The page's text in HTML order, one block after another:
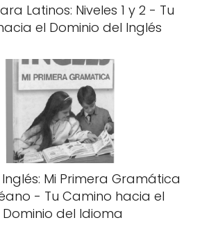
Latinos: Niveles 1 y 2 - Tu
el Dominio del Inglés
Mi Primera Gramática
- Tu Camino hacia el
Dominio del Idioma